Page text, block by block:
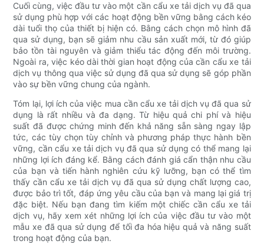
Cuối cùng, việc đầu tư vào một cần cẩu xe tải dịch vụ đã qua
sử dụng phù hợp với các hoạt động bền vững bằng cách kéo
dài tuổi thọ của thiết bị hiện có. Bằng cách chọn mô hình đã
qua sử dụng, bạn sẽ giảm nhu cầu sản xuất mới, từ đó giúp
bảo tồn tài nguyên và giảm thiểu tác động đến môi trường.
Ngoài ra, việc kéo dài thời gian hoạt động của cần cẩu xe tải
dịch vụ thông qua việc sử dụng đã qua sử dụng sẽ góp phần
vào sự bền vững chung của ngành.
Tóm lại, lợi ích của việc mua cần cẩu xe tải dịch vụ đã qua sử
dụng là rất nhiều và đa dạng. Từ hiệu quả chi phí và hiệu
suất đã được chứng minh đến khả năng sẵn sàng ngay lập
tức, các tùy chọn tùy chỉnh và phương pháp thực hành bền
vững, cần cẩu xe tải dịch vụ đã qua sử dụng có thể mang lại
những lợi ích đáng kể. Bằng cách đánh giá cẩn thận nhu cầu
của bạn và tiến hành nghiên cứu kỹ lưỡng, bạn có thể tìm
thấy cần cẩu xe tải dịch vụ đã qua sử dụng chất lượng cao,
được bảo trì tốt, đáp ứng yêu cầu của bạn và mang lại giá trị
đặc biệt. Nếu bạn đang tìm kiếm một chiếc cần cẩu xe tải
dịch vụ, hãy xem xét những lợi ích của việc đầu tư vào một
mẫu xe đã qua sử dụng để tối đa hóa hiệu quả và năng suất
trong hoạt động của bạn.